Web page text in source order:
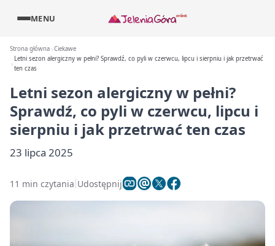
MENU
Strona główna Ciekawe
Letni sezon alergiczny w pełni? Sprawdź, co pyli w czerwcu, lipcu i sierpniu i jak przetrwać
ten czas
Letni sezon alergiczny w pełni?
Sprawdź, co pyli w czerwcu, lipcu i
sierpniu i jak przetrwać ten czas
23 lipca 2025
11 min czytania Udostępnij